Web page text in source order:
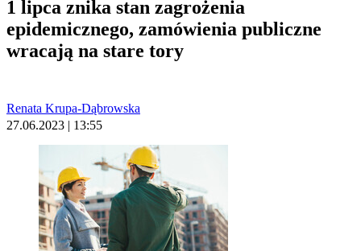
1 lipca znika stan zagrożenia
epidemicznego, zamówienia publiczne
wracają na stare tory
Renata Krupa-Dąbrowska
27.06.2023 | 13:55